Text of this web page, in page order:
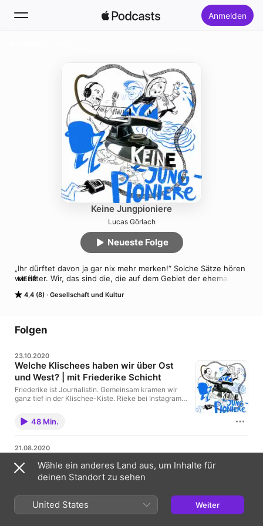
Anmelden
Top-Charts
Keine Jungpioniere
Lucas Görlach
4,4 (8) Gesellschaft und Kultur
„Ihr dürftet davon ja gar nix mehr merken!“ Solche Sätze hören
wir öfter. Wir, das sind die, die auf dem Gebiet der ehemaligen
gehören. Dabei sind auch wir mit starken Ost-Einflüssen
Anfang der 1990er den Schnee geschoben haben. Wir kennen
aber auch die vielen Arbeitslosen und die verlassenen
Urlaube in Italien und Klassenfahrten nach England. Also: Best
of both Worlds? Wie hat uns „der Osten“ geprägt?
MEHR
Neueste Folge
Folgen
23.10.2020
Welche Klischees haben wir über Ost
und West? | mit Friederike Schicht
Friederike ist Journalistin. Gemeinsam kramen wir
ganz tief in der Klischee-Kiste. Rieke bei Instagram
Instagram Steffen Mau: Lütten Klein. Leben in der
ostdeutschen Transformationsgesellschaft.
48 Min.
21.08.2020
dem Land? | mit Patrick Beier
Patrick ist Politiker. Gemeinsam sprechen wir über
Website von Patrick Beier Website der Stadt
Meiningen Wikipedia: Meiningen Bundeszentrale für
Politische Bildung: Das Dorf
37 Min.
Wähle ein anderes Land aus, um Inhalte für
deinen Standort zu sehen
United States Weiter